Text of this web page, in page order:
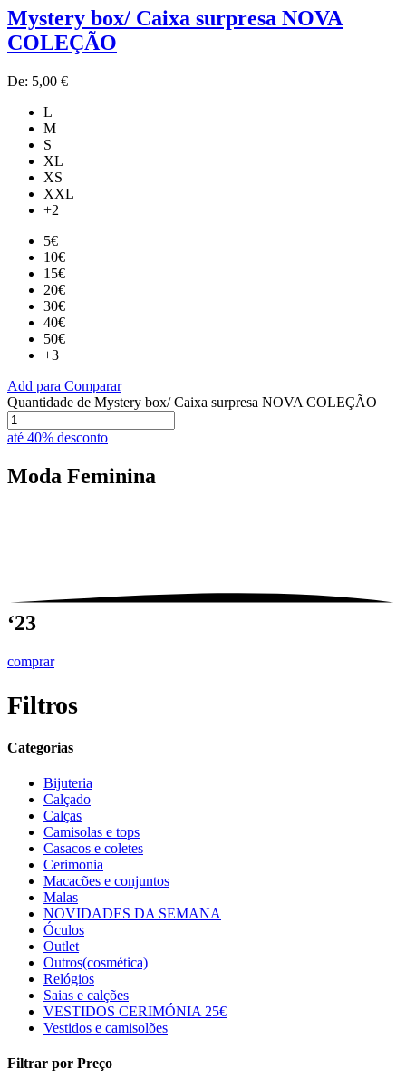
Mystery box/ Caixa surpresa NOVA
COLEÇÃO
De: 5,00 €
L
M
S
XL
XS
XXL
+2
5€
10€
15€
20€
30€
40€
50€
+3
Add para Comparar
Quantidade de Mystery box/ Caixa surpresa NOVA COLEÇÃO
até 40% desconto
Moda Feminina
‘23
comprar
Filtros
Categorias
Bijuteria
Calçado
Calças
Camisolas e tops
Casacos e coletes
Cerimonia
Macacões e conjuntos
Malas
NOVIDADES DA SEMANA
Óculos
Outlet
Outros(cosmética)
Relógios
Saias e calções
VESTIDOS CERIMÓNIA 25€
Vestidos e camisolões
Filtrar por Preço